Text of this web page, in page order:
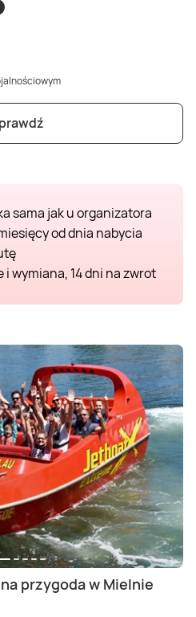
w SPA
klasyczny
pleców
sportowy
Antycellulitowy
całego ciała
Karku
orientalny
specjalne
po torze
czołgiem
zimowe
żeglarski
motorowodny
sama jak u organizatora
od dnia nabycia
i wymiana, 14 dni na zwrot
przygoda w Mielnie